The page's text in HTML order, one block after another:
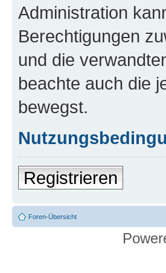
Administration
Berechtigungen
und die
beachte auch die
bewegst.
Registrieren
Foren-Übersicht